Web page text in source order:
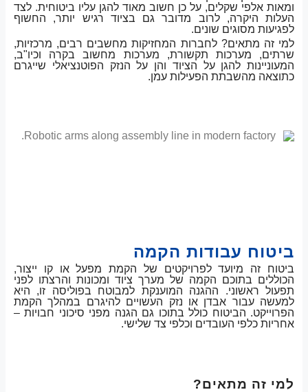
ומאות אלפי שקלים, על כן חשוב מאוד להגן עליו ביטוחית. לצד
העלות היקרה, לרוב מדובר גם בציוד רגיש יותר, החשוף
לפגיעות מסוגים שונים.
למי זה מתאים? לחברות המחזיקות מחשבים רבים, מרכזיות,
שרתים, מערכות תקשורת, מערכות מחשוב בקרה וכיו"ב,
המעוניינות להגן על הציוד והן על הנזק הפוטנציאלי שייגרם
כתוצאה מהשבתת הפעילות עמן.
ביטוח עבודות הקמה
ביטוח זה מיועד לפרויקטים של הקמת מפעל או קו ייצור,
הכוללים בתוכם הקמה של מערך ציוד ומכונות והרצתו לפני
תפעול ראשוני. ההגנה המוענקת למבוטח בפוליסה זו, היא
למעשה עבור אבדן או נזק העשויים להיגרם במהלך הקמת
הפרוייקט. הביטוח כולל בתוכו גם הגנה מפני סיכוני חבויות –
אחריות כלפי העובדים וכלפי צד שלישי.
למי זה מתאים?